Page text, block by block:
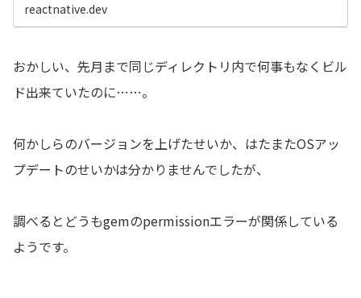
reactnative.dev
おかしい、先月まで同じディレクトリ内で何事もなくビル
ド出来ていたのに……。
何かしらのバージョンを上げたせいか、はたまたOSアッ
プデートのせいかは分かりませんでしたが、
調べるとどうもgemのpermissionエラーが関係している
ようです。